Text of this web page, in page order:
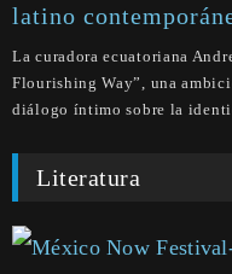
latino
La curadora ecuatoriana
Flourishing Way”, una
diálogo íntimo sobre la
Literatura